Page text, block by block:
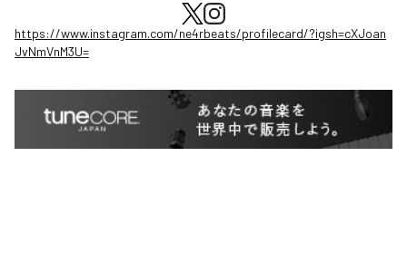
https://www.instagram.com/ne4rbeats/profilecard/?igsh=cXJoan
JvNmVnM3U=